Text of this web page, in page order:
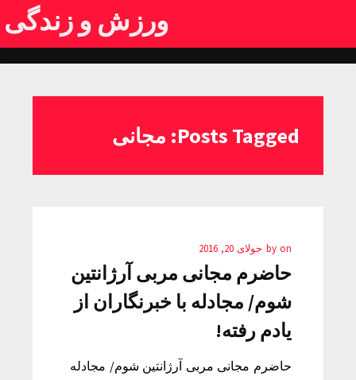
ورزش و زندگی
Posts Tagged: مجانی
by on جولای 20, 2016
حاضرم مجانی مربی آرژانتین
شوم/ مجادله با خبرنگاران از
یادم رفته!
حاضرم مجانی مربی آرژانتین شوم/ مجادله